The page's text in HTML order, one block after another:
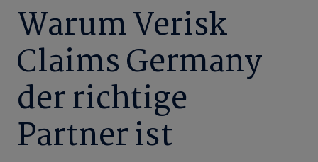
Warum Verisk
Claims Germany
der richtige
Partner ist